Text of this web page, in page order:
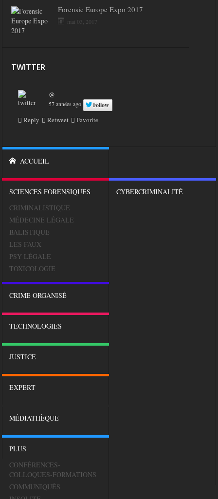
Forensic Europe Expo 2017
mai 03, 2017
TWITTER
@
57 années ago Follow
Reply Retweet Favorite
ACCUEIL
SCIENCES FORENSIQUES
CRIMINALISTIQUE
MÉDECINE LÉGALE
BALISTIQUE
LES FAUX
PSY LÉGALE
TOXICOLOGIE
CYBERCRIMINALITÉ
CRIME ORGANISÉ
TECHNOLOGIES
JUSTICE
EXPERT
MÉDIATHÈQUE
PLUS
CONFÉRENCES-
COLLOQUES-FORMATIONS
COMMUNIQUÉS